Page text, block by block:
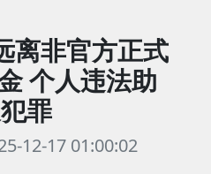
离非官方正式
个人违法助
罪
12-17 01:00:02